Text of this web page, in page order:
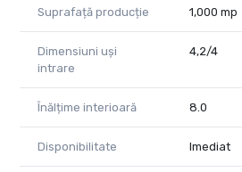
Suprafață producție 1,000 mp
Dimensiuni uși
intrare
4,2/4
Înălțime interioară 8.0
Disponibilitate Imediat